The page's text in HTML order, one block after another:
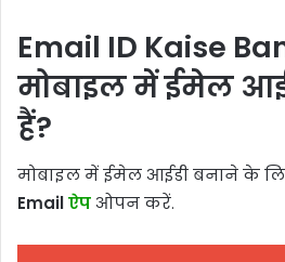
Email ID Kaise
मोबाइल में ईमेल
हैं?
मोबाइल में ईमेल आईडी बनाने के
Emailऐपओपन करें.